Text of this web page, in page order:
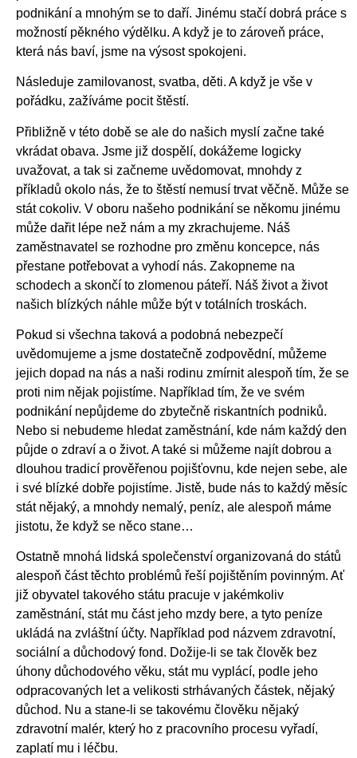
podnikání a mnohým se to daří. Jinému stačí dobrá práce s
možností pěkného výdělku. A když je to zároveň práce,
která nás baví, jsme na výsost spokojeni.
Následuje zamilovanost, svatba, děti. A když je vše v
pořádku, zažíváme pocit štěstí.
Přibližně v této době se ale do našich myslí začne také
vkrádat obava. Jsme již dospělí, dokážeme logicky
uvažovat, a tak si začneme uvědomovat, mnohdy z
příkladů okolo nás, že to štěstí nemusí trvat věčně. Může se
stát cokoliv. V oboru našeho podnikání se někomu jinému
může dařit lépe než nám a my zkrachujeme. Náš
zaměstnavatel se rozhodne pro změnu koncepce, nás
přestane potřebovat a vyhodí nás. Zakopneme na
schodech a skončí to zlomenou páteří. Náš život a život
našich blízkých náhle může být v totálních troskách.
Pokud si všechna taková a podobná nebezpečí
uvědomujeme a jsme dostatečně zodpovědní, můžeme
jejich dopad na nás a naši rodinu zmírnit alespoň tím, že se
proti nim nějak pojistíme. Například tím, že ve svém
podnikání nepůjdeme do zbytečně riskantních podniků.
Nebo si nebudeme hledat zaměstnání, kde nám každý den
půjde o zdraví a o život. A také si můžeme najít dobrou a
dlouhou tradicí prověřenou pojišťovnu, kde nejen sebe, ale
i své blízké dobře pojistíme. Jistě, bude nás to každý měsíc
stát nějaký, a mnohdy nemalý, peníz, ale alespoň máme
jistotu, že když se něco stane…
Ostatně mnohá lidská společenství organizovaná do států
alespoň část těchto problémů řeší pojištěním povinným. Ať
již obyvatel takového státu pracuje v jakémkoliv
zaměstnání, stát mu část jeho mzdy bere, a tyto peníze
ukládá na zvláštní účty. Například pod názvem zdravotní,
sociální a důchodový fond. Dožije-li se tak člověk bez
úhony důchodového věku, stát mu vyplácí, podle jeho
odpracovaných let a velikosti strhávaných částek, nějaký
důchod. Nu a stane-li se takovému člověku nějaký
zdravotní malér, který ho z pracovního procesu vyřadí,
zaplatí mu i léčbu.